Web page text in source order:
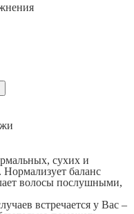
сухих и
баланс
волосы послушными,
встречается у Вас –